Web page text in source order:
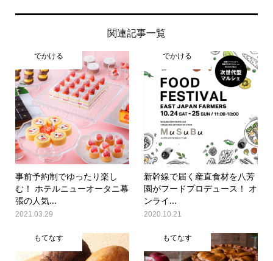
関連記事一覧
でかける
事前予約制でゆったり楽し
む！ ホテルニューオータニ幕
張の人気...
2021.03.29
でかける
新幹線で届く産直食材を八芳
園がフードプロデュース！ オ
ンライ...
2020.10.21
もてなす もてなす